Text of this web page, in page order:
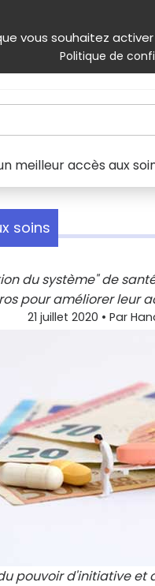
vous souhaitez activer
Politique de
& services
meilleur accès aux
soins
du système" de
pour améliorer leur
21 juillet 2020 • Par
pouvoir d'initiative et